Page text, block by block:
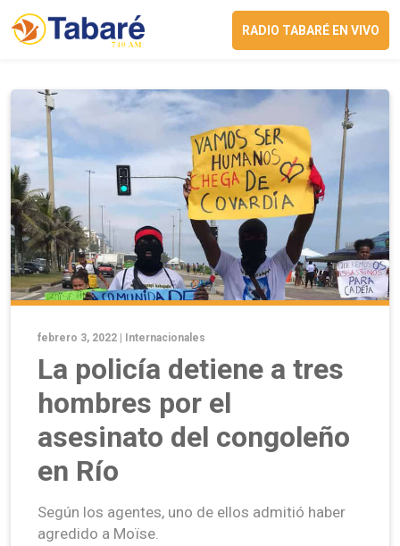
RADIO TABARÉ EN VIVO
febrero 3, 2022 | Internacionales
La policía detiene a tres
hombres por el
asesinato del congoleño
en Río
Según los agentes, uno de ellos admitió haber
agredido a Moïse.